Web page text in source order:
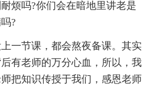
烦吗?你们会在暗地里讲老是
?
一节课，都会熬夜备课。其实
有老师的万分心血，所以，我
把知识传授于我们，感恩老师